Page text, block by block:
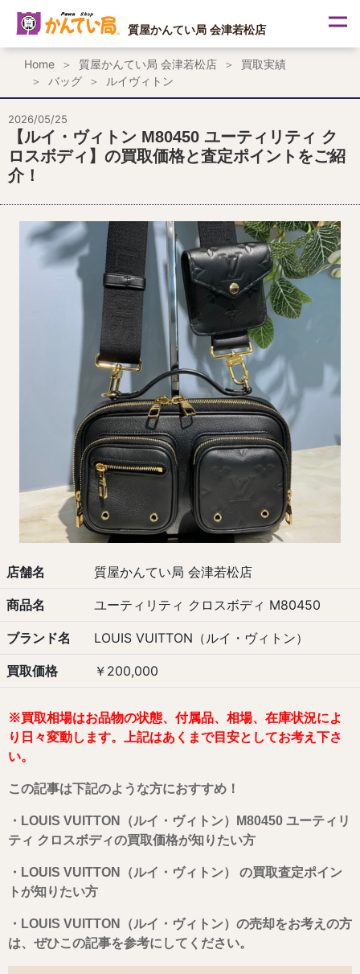
ス
プ
質屋かんてい局 会津若松店
Home 質屋かんてい局 会津若松店
買取実績
バッグ
ルイヴィトン
2026/05/25
【ルイ・ヴィトン M80450 ユーティリティ ク
ロスボディ】の買取価格と査定ポイントをご紹
介！
店舗名 質屋かんてい局 会津若松店
商品名 ユーティリティ クロスボディ M80450
ブランド名 LOUIS VUITTON（ルイ・ヴィトン）
買取価格 ￥200,000
※買取相場はお品物の状態、付属品、相場、在庫状況によ
り日々変動します。
上記はあくまで目安としてお考え下さ
い。
この記事は下記のような方におすすめ！
・ LOUIS VUITTON（ルイ・ヴィトン）M80450 ユーティリ
ティ クロスボディの買取価格が知りたい方
・ LOUIS VUITTON（ルイ・ヴィトン） の買取査定ポイン
トが知りたい方
・LOUIS VUITTON（ルイ・ヴィトン） の売却をお考えの方
は、ぜひこの記事を参考にしてください。